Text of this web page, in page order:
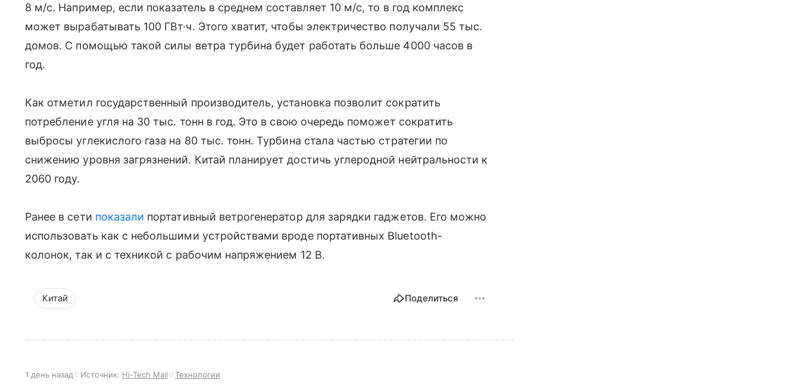
8 м/с. Например, если показатель в среднем составляет 10 м/с, то в год комплекс
может вырабатывать 100 ГВт·ч. Этого хватит, чтобы электричество получали 55 тыс.
домов. С помощью такой силы ветра турбина будет работать больше 4000 часов в
год.
Как отметил государственный производитель, установка позволит сократить
потребление угля на 30 тыс. тонн в год. Это в свою очередь поможет сократить
выбросы углекислого газа на 80 тыс. тонн. Турбина стала частью стратегии по
снижению уровня загрязнений. Китай планирует достичь углеродной нейтральности к
2060 году.
Ранее в сети показали портативный ветрогенератор для зарядки гаджетов. Его можно
использовать как с небольшими устройствами вроде портативных Bluetooth-
колонок, так и с техникой с рабочим напряжением 12 В.
Китай Поделиться
1 день назад Источник: Hi-Tech Mail Технологии